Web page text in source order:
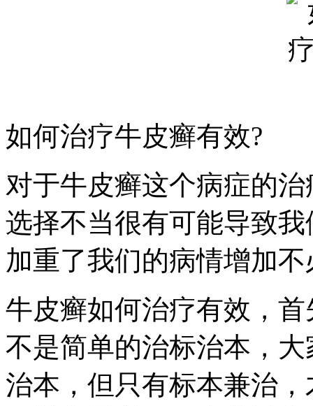
如何治疗牛皮癣有效?
对于牛皮癣这个病症的
选择不当很有可能导致
加重了我们的病情增加
牛皮癣如何治疗有效，
不是简单的治标治本，
治本，但只有标本兼治